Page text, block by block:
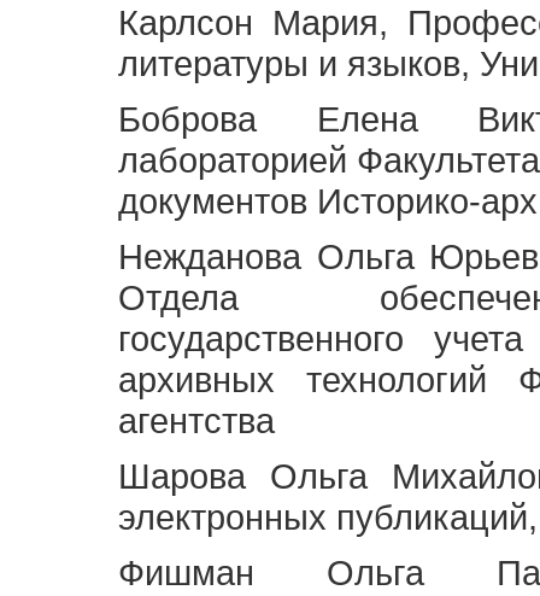
Карлсон Мария,
литературы и языков,
Боброва Елена
лабораторией
документов Историко-
Нежданова Ольга
Отдела
государственного
архивных технологий
агентства
Шарова Ольга
электронных
Фишман Ольга